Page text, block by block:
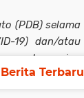
(PDB) selama
19) dan/atau
lama sampai
Berita Terbaru